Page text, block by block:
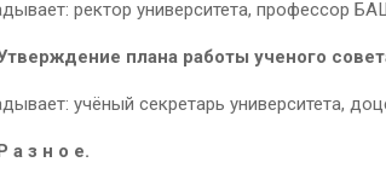
ректор университета, профессор
плана работы ученого
учёный секретарь университета,
а з н о е.